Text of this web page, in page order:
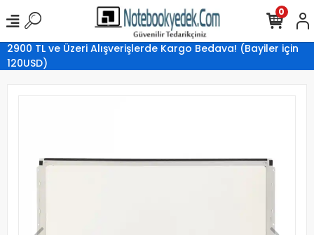
2900 TL ve Üzeri Alışverişlerde Kargo Bedava! (Bayiler için
120USD)
0